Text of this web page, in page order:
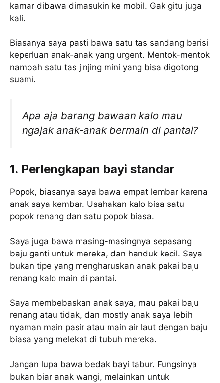
kamar dibawa dimasukin ke mobil. Gak gitu juga
kali.
Biasanya saya pasti bawa satu tas sandang berisi
keperluan anak-anak yang urgent. Mentok-mentok
nambah satu tas jinjing mini yang bisa digotong
suami.
Apa aja barang bawaan kalo mau
ngajak anak-anak bermain di pantai?
1. Perlengkapan bayi standar
Popok, biasanya saya bawa empat lembar karena
anak saya kembar. Usahakan kalo bisa satu
popok renang dan satu popok biasa.
Saya juga bawa masing-masingnya sepasang
baju ganti untuk mereka, dan handuk kecil. Saya
bukan tipe yang mengharuskan anak pakai baju
renang kalo main di pantai.
Saya membebaskan anak saya, mau pakai baju
renang atau tidak, dan mostly anak saya lebih
nyaman main pasir atau main air laut dengan baju
biasa yang melekat di tubuh mereka.
Jangan lupa bawa bedak bayi tabur. Fungsinya
bukan biar anak wangi, melainkan untuk